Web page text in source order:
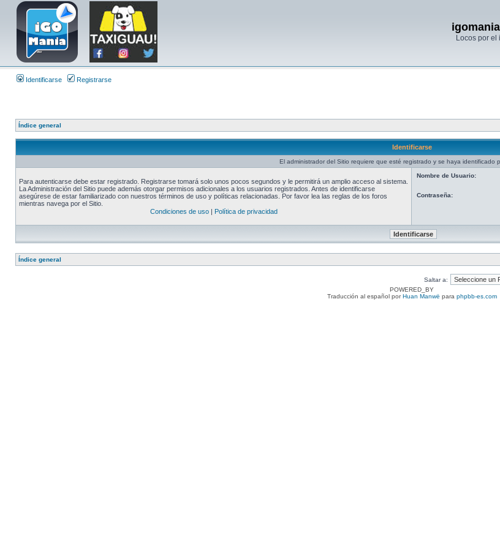
Locos por el
Identificarse Registrarse
Índice general
Identificarse
El administrador del Sitio requiere que esté registrado y se haya identificado
Para autenticarse debe estar registrado. Registrarse tomará solo unos pocos segundos y le permitirá un amplio acceso al sistema.
La Administración del Sitio puede además otorgar permisos adicionales a los usuarios registrados. Antes de identificarse
asegúrese de estar familiarizado con nuestros términos de uso y políticas relacionadas. Por favor lea las reglas de los foros
mientras navega por el Sitio.
Condiciones de uso| Política de privacidad
Nombre de Usuario:
Contraseña:
Índice general
Saltar a:
POWERED_BY
Traducción al español porHuan Manwë para phpbb-es.com